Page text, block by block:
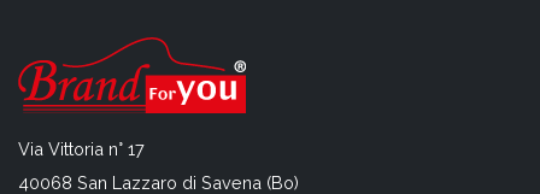
Via Vittoria n° 17
40068 San Lazzaro di Savena (Bo)